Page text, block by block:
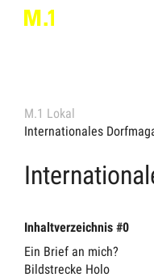
M.1 Lokal
Internationales
Inhaltverzeichnis #0
Ein Brief an mich?
Bildstrecke Holo